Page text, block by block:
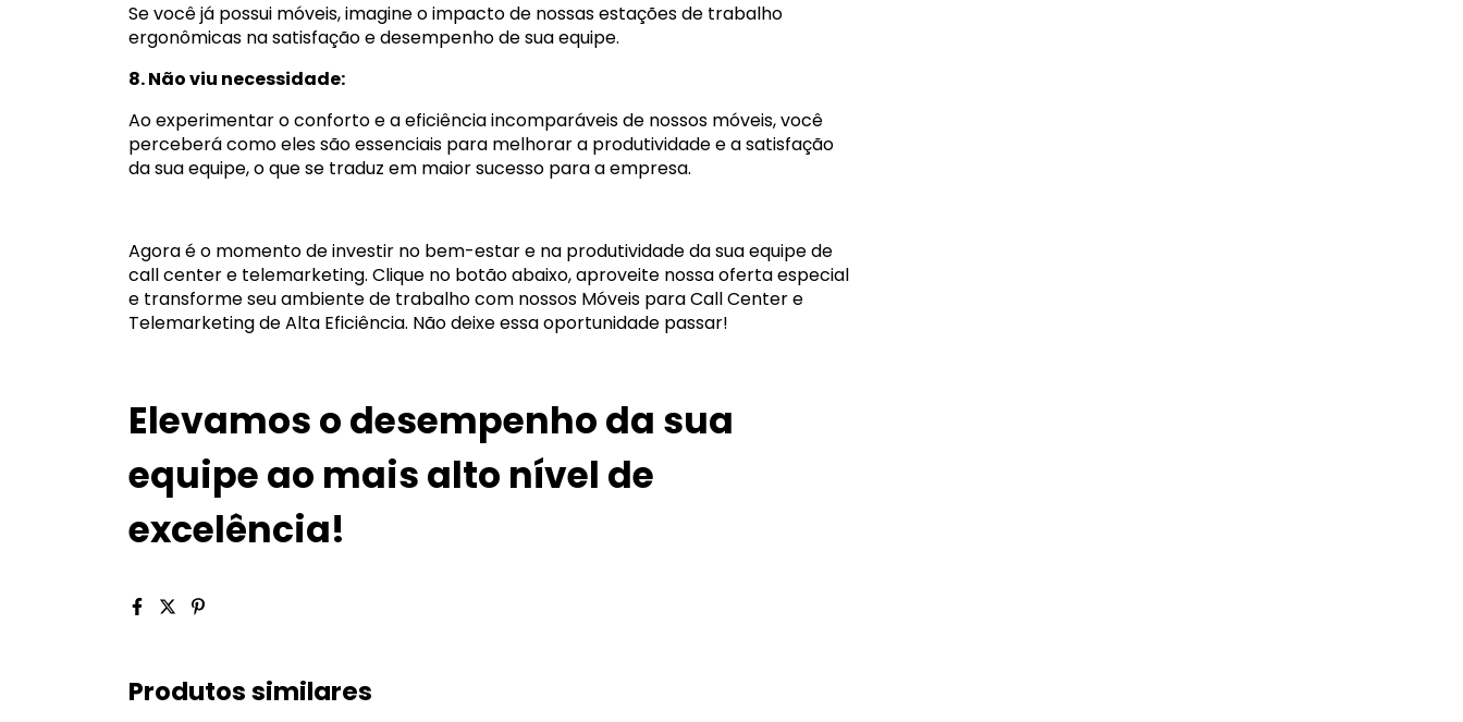
Se você já possui móveis, imagine o impacto de nossas estações de trabalho
ergonômicas na satisfação e desempenho de sua equipe.
8. Não viu necessidade:
Ao experimentar o conforto e a eficiência incomparáveis de nossos móveis, você
perceberá como eles são essenciais para melhorar a produtividade e a satisfação
da sua equipe, o que se traduz em maior sucesso para a empresa.
Agora é o momento de investir no bem-estar e na produtividade da sua equipe de
call center e telemarketing. Clique no botão abaixo, aproveite nossa oferta especial
e transforme seu ambiente de trabalho com nossos Móveis para Call Center e
Telemarketing de Alta Eficiência. Não deixe essa oportunidade passar!
Elevamos o desempenho da sua
equipe ao mais alto nível de
excelência!
Produtos similares